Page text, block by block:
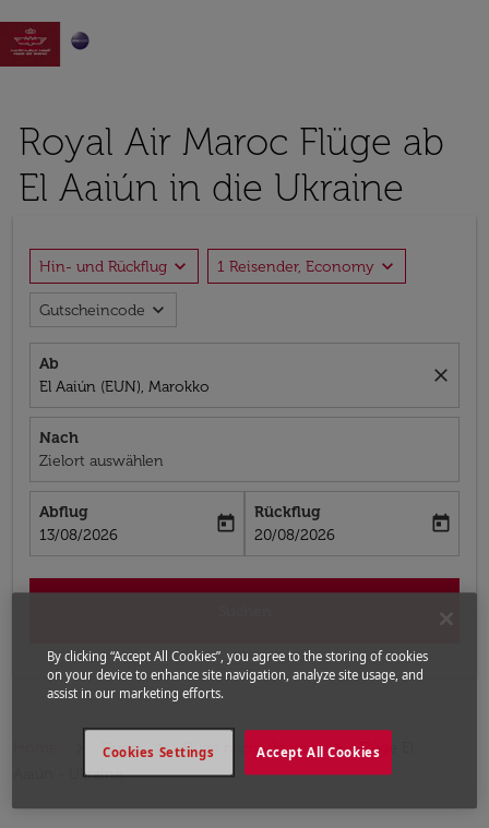

Royal Air Maroc Flüge ab
El Aaiún in die Ukraine
Hin- und Rückflug expand_more 1 Reisender, Economy expand_more
Gutscheincode expand_more
Ab
El Aaiún (EUN), Marokko
close
Nach
Zielort auswählen
Abflug
fc-booking-departure-date-aria-label
13/08/2026
today
Rückflug
fc-booking-return-date-aria-label
20/08/2026
today
Flüge Flüge nach Ukraine
Flüge El
Aaiún - Ukraine
By clicking “Accept All Cookies”, you agree to the storing of cookies
on your device to enhance site navigation, analyze site usage, and
assist in our marketing efforts.
Accept All Cookies
Cookies Settings